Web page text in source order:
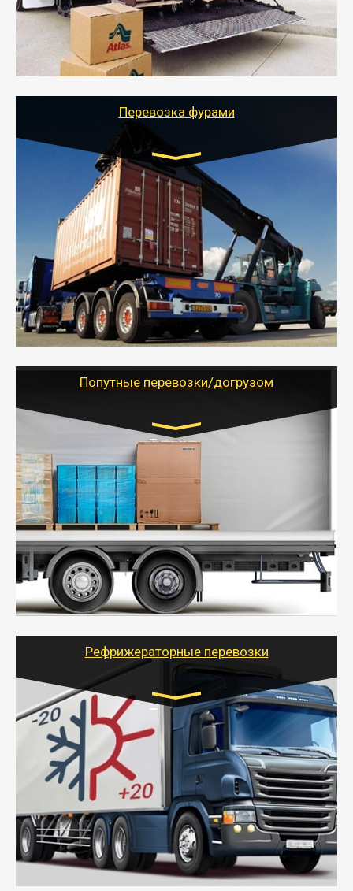
стоимости).
- Тайгер Логистик подберет автотранспорт, быстро и
качественно организует переезд к новому месту
службы или работы с гарантией сохранности груза и
оформлением документов, подтверждающих
Перевозка фурами
Транспорт:
Еврофура Тент от 5 до 10 тонн
грузоподъемность
от 10 000 руб. Возможен догруз
- Доставка фурой до 20 т возможна для больших
объемов грузов, упакованных в коробки, мешки,
паллеты и россыпью в самые отдаленные места
России с гарантией полной сохранности.
- Тайгер Логистик предоставляет услуги по
грузоперевозкам для физических и юридических лиц
Попутные перевозки/догрузом
Транспорт:
Газель (1,5 и 3 тонны), Бычок, Еврофура от 5 до
10 тонн
от 5000 руб. Возможен догруз
- Экономный способ доставить вещи от 200 кг в
другой город - догрузом или попутно. Попутные
грузоперевозки для физлиц, ИП и юрлиц обходятся
дешевле.
- Тайгер Логистик организует доставку
крупногабаритных и личных вещей по нужному
для погрузочно-разгрузочных работ при перевозке.
Рефрижераторные перевозки
Транспорт:
Газель (1,5 и 3 тонны), Бычок, Еврофура от 5 до
10 тонн
от 6000 руб.
- Рефрижераторные перевозки грузов с
соблюдением температурного режима, работающим
термописцем, санитарной обработкой кузова и мед.
книжкой у водителя.
- Тайгер Логистик поможет быстро перевезти
скоропортящиеся продукты в любой город России с